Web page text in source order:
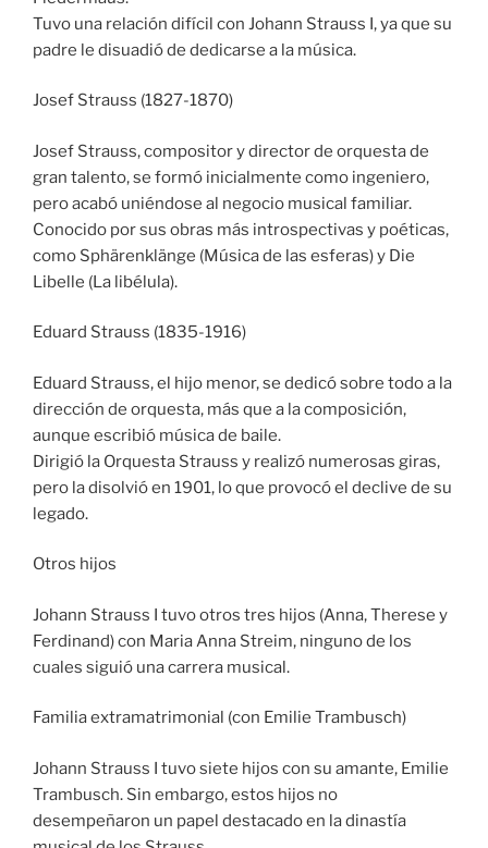
Tuvo una relación difícil con Johann Strauss I, ya que su
padre le disuadió de dedicarse a la música.
Josef Strauss (1827-1870)
Josef Strauss, compositor y director de orquesta de
gran talento, se formó inicialmente como ingeniero,
pero acabó uniéndose al negocio musical familiar.
Conocido por sus obras más introspectivas y poéticas,
como Sphärenklänge (Música de las esferas) y Die
Libelle (La libélula).
Eduard Strauss (1835-1916)
Eduard Strauss, el hijo menor, se dedicó sobre todo a la
dirección de orquesta, más que a la composición,
aunque escribió música de baile.
Dirigió la Orquesta Strauss y realizó numerosas giras,
pero la disolvió en 1901, lo que provocó el declive de su
legado.
Otros hijos
Johann Strauss I tuvo otros tres hijos (Anna, Therese y
Ferdinand) con Maria Anna Streim, ninguno de los
cuales siguió una carrera musical.
Familia extramatrimonial (con Emilie Trambusch)
Johann Strauss I tuvo siete hijos con su amante, Emilie
Trambusch. Sin embargo, estos hijos no
desempeñaron un papel destacado en la dinastía